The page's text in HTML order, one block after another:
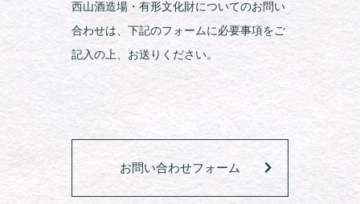
西山酒造場・有形文化財についてのお問い
合わせは、下記のフォームに必要事項をご
記入の上、お送りください。
お問い合わせフォーム